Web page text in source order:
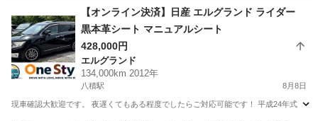
モコ
【オンライン決済】日産 エルグランド ライダー
黒本革シート マニュアルシート
428,000円
エルグランド
134,000km 2012年
八積駅 8月8日
現車確認大歓迎です。 夜遅くてもある程度でしたらご対応可能です！ 平成24年式